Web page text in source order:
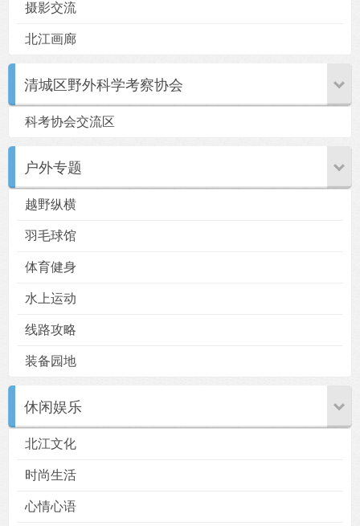
摄影交流
北江画廊
清城区野外科学考察协会
科考协会交流区
户外专题
越野纵横
羽毛球馆
体育健身
水上运动
线路攻略
装备园地
休闲娱乐
北江文化
时尚生活
心情心语